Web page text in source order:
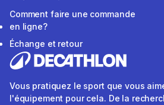
Comment faire une commande
en ligne?
Échange et retour
Vous pratiquez le sport que vous
l'équipement pour cela. De la